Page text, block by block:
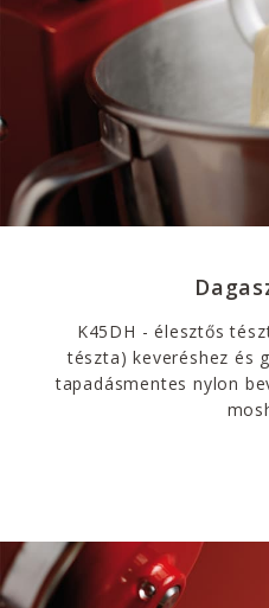
K45DH - élesztős
tészta) keveréshez és
tapadásmentes nylon